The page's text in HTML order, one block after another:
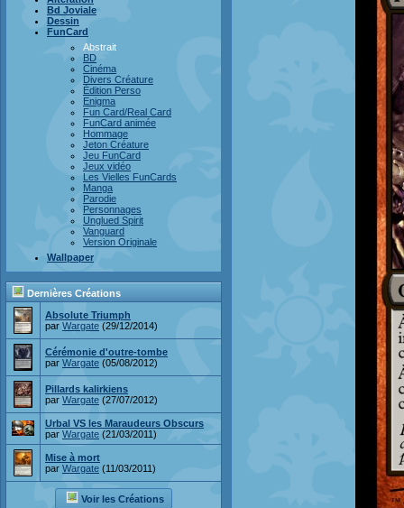
Bd Joviale
Dessin
FunCard
Abstrait
BD
Cinéma
Divers Créature
Édition Perso
Enigma
Fun Card/Real Card
FunCard animée
Hommage
Jeton Créature
Jeu FunCard
Jeux vidéo
Les Vielles FunCards
Manga
Parodie
Personnages
Unglued Spirit
Vanguard
Version Originale
Wallpaper
Dernières Créations
Absolute Triumph
par Wargate (29/12/2014)
Cérémonie d'outre-tombe
par Wargate (05/08/2012)
Pillards kalirkiens
par Wargate (27/07/2012)
Urbal VS les Maraudeurs Obscurs
par Wargate (21/03/2011)
Mise à mort
par Wargate (11/03/2011)
Voir les Créations